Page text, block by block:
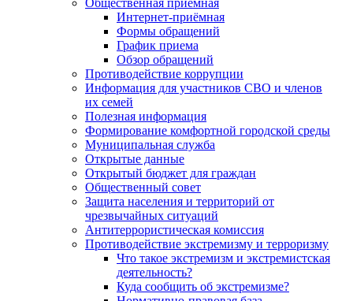
Интернет-приёмная
Формы обращений
График приема
Обзор обращений
Противодействие коррупции
Информация для участников СВО и членов
их семей
Полезная информация
Формирование комфортной городской среды
Муниципальная служба
Открытые данные
Открытый бюджет для граждан
Общественный совет
Защита населения и территорий от
чрезвычайных ситуаций
Антитеррористическая комиссия
Противодействие экстремизму и терроризму
Что такое экстремизм и экстремистская
деятельность?
Куда сообщить об экстремизме?